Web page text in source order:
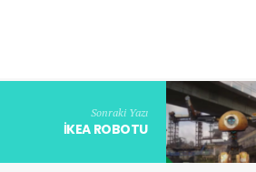
Sonraki Yazı
İKEA ROBOTU